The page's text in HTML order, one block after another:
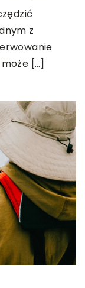
z
[…]